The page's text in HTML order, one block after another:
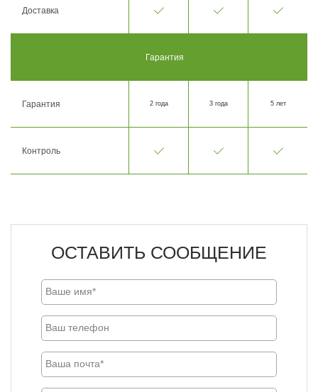
Доставка
Гарантия
Гарантия 2 года 3 года 5 лет
Контроль
ОСТАВИТЬ СООБЩЕНИЕ